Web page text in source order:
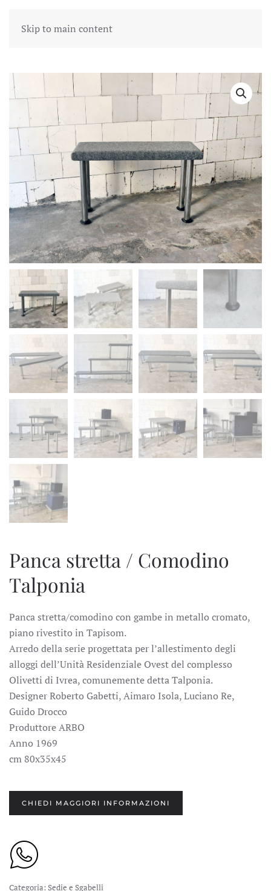
Skip to main content
Panca stretta / Comodino
Talponia
Panca stretta/comodino con gambe in metallo cromato,
piano rivestito in Tapisom.
Arredo della serie progettata per l’allestimento degli
alloggi dell’Unità Residenziale Ovest del complesso
Olivetti di Ivrea, comunemente detta Talponia.
Designer Roberto Gabetti, Aimaro Isola, Luciano Re,
Guido Drocco
Produttore ARBO
Anno 1969
cm 80x35x45
CHIEDI MAGGIORI INFORMAZIONI
Categoria: Sedie e Sgabelli